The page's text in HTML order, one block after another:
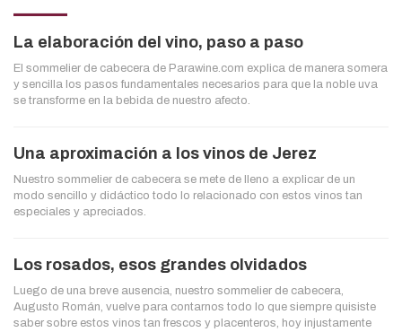
La elaboración del vino, paso a paso
El sommelier de cabecera de Parawine.com explica de manera somera
y sencilla los pasos fundamentales necesarios para que la noble uva
se transforme en la bebida de nuestro afecto.
Una aproximación a los vinos de Jerez
Nuestro sommelier de cabecera se mete de lleno a explicar de un
modo sencillo y didáctico todo lo relacionado con estos vinos tan
especiales y apreciados.
Los rosados, esos grandes olvidados
Luego de una breve ausencia, nuestro sommelier de cabecera,
Augusto Román, vuelve para contarnos todo lo que siempre quisiste
saber sobre estos vinos tan frescos y placenteros, hoy injustamente